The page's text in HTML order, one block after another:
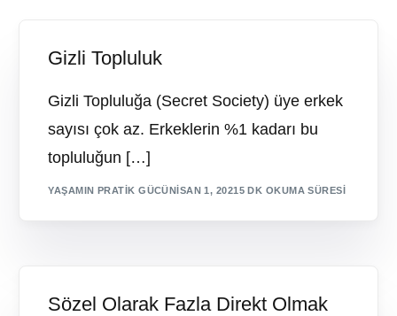
Gizli Topluluk
Gizli Topluluğa (Secret Society) üye erkek
sayısı çok az. Erkeklerin %1 kadarı bu
topluluğun […]
YAŞAMIN PRATIK GÜCÜNISAN 1, 20215 DK OKUMA SÜRESI
Sözel Olarak Fazla Direkt Olmak